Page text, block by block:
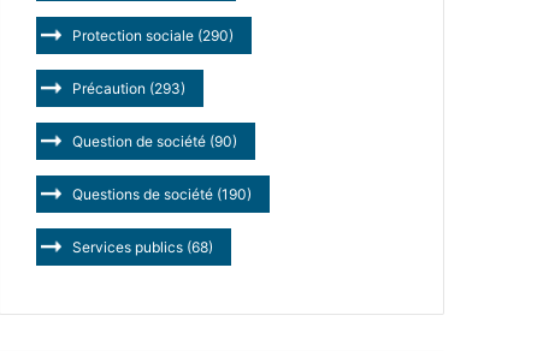
Protection sociale (290)
Précaution (293)
Question de société (90)
Questions de société (190)
Services publics (68)